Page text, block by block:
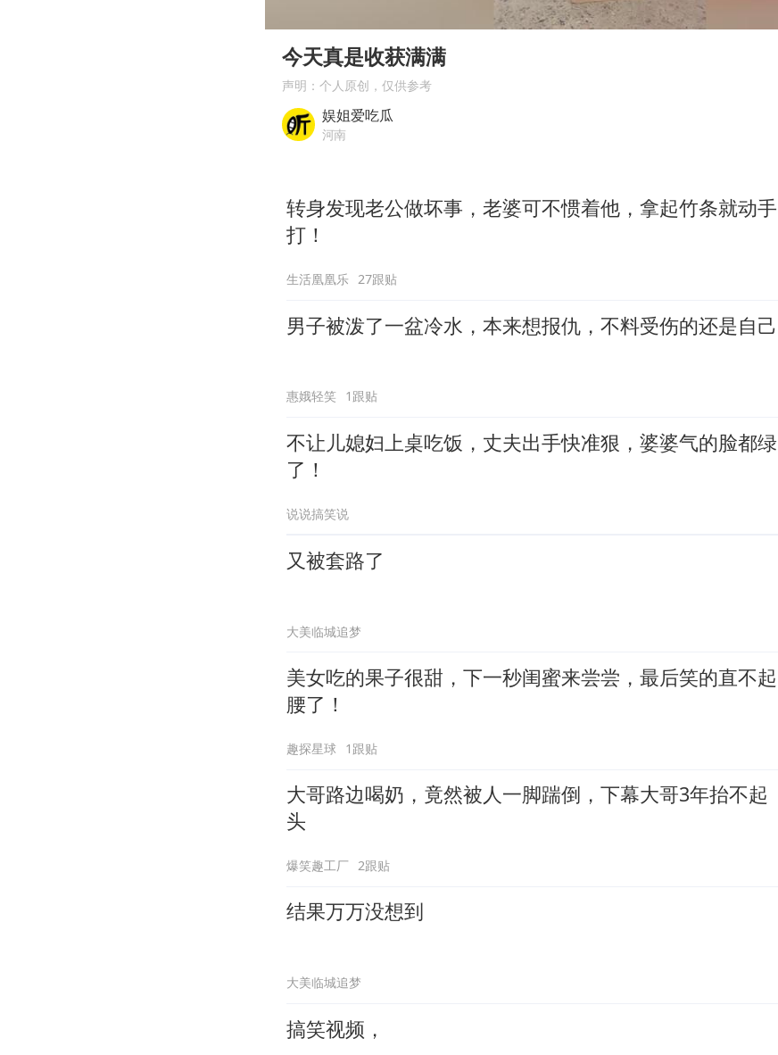
80后女柜员逆袭成4200亿银行副行长
27岁女子成组织卖淫集团主犯被通缉
今天真是收获满满
声明：个人原创，仅供参考
娱姐爱吃瓜
河南
转身发现老公做坏事，老婆可不惯着他，拿起竹条就动手
打！
生活凰凰乐 27跟贴
男子被泼了一盆冷水，本来想报仇，不料受伤的还是自己
惠娥轻笑 1跟贴
不让儿媳妇上桌吃饭，丈夫出手快准狠，婆婆气的脸都绿
了！
说说搞笑说
又被套路了
大美临城追梦
美女吃的果子很甜，下一秒闺蜜来尝尝，最后笑的直不起
腰了！
趣探星球 1跟贴
大哥路边喝奶，竟然被人一脚踹倒，下幕大哥3年抬不起
头
爆笑趣工厂 2跟贴
结果万万没想到
大美临城追梦
搞笑视频，